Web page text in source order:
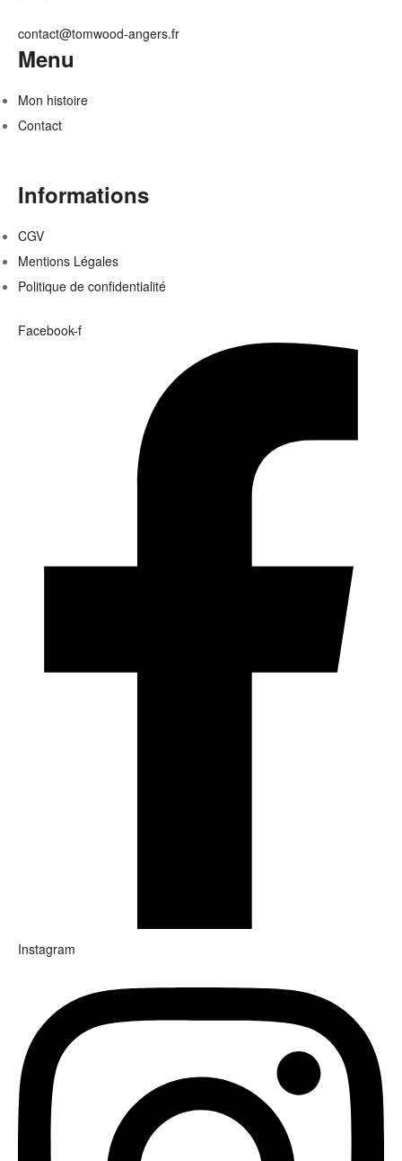
contact@tomwood-angers.fr
Menu
Mon histoire
Contact
Informations
CGV
Mentions Légales
Politique de confidentialité
Facebook-f
Instagram